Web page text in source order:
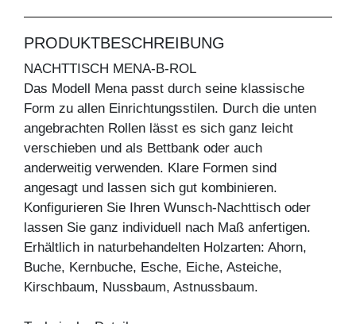
PRODUKTBESCHREIBUNG
NACHTTISCH MENA-B-ROL
Das Modell Mena passt durch seine klassische
Form zu allen Einrichtungsstilen. Durch die unten
angebrachten Rollen lässt es sich ganz leicht
verschieben und als Bettbank oder auch
anderweitig verwenden. Klare Formen sind
angesagt und lassen sich gut kombinieren.
Konfigurieren Sie Ihren Wunsch-Nachttisch oder
lassen Sie ganz individuell nach Maß anfertigen.
Erhältlich in naturbehandelten Holzarten: Ahorn,
Buche, Kernbuche, Esche, Eiche, Asteiche,
Kirschbaum, Nussbaum, Astnussbaum.